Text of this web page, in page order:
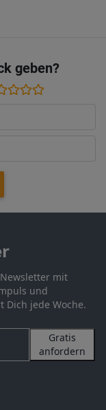
geben?
mit
und
Dich jede Woche.
Gratis
anfordern